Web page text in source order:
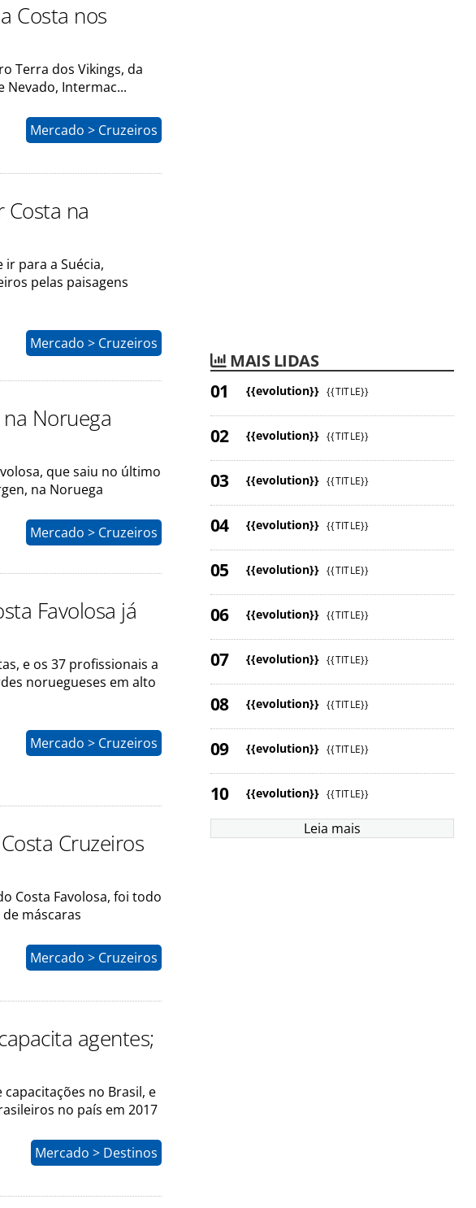
Costa nos
Terra dos Vikings, da
Nevado, Intermac...
Mercado > Cruzeiros
na
para a Suécia,
pelas paisagens
Mercado > Cruzeiros
Noruega
que saiu no último
na Noruega
Mercado > Cruzeiros
Favolosa já
e os 37 profissionais a
noruegueses em alto
Mercado > Cruzeiros
Cruzeiros
Costa Favolosa, foi todo
máscaras
Mercado > Cruzeiros
agentes;
no Brasil, e
no país em 2017
Mercado > Destinos
MAIS LIDAS
{{evolution}} {{TITLE}}
{{evolution}} {{TITLE}}
{{evolution}} {{TITLE}}
{{evolution}} {{TITLE}}
{{evolution}} {{TITLE}}
{{evolution}} {{TITLE}}
{{evolution}} {{TITLE}}
{{evolution}} {{TITLE}}
{{evolution}} {{TITLE}}
{{evolution}} {{TITLE}}
Leia mais